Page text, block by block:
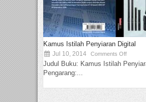
Kamus Istilah Penyiaran Digital
Jul 10, 2014 Comments Off
Judul Buku: Kamus Istilah
Pengarang:...